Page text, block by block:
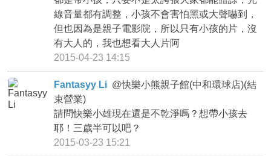
線音量都有調整，小孩不會害怕黑或大聲嚇到，
但也因為是親子電影院，所以只有小孩的片，沒
有大人的，我也想看大人片阿
2015-04-23 14:15
Fantasyy Li @快樂小熊親子館(中和環球店)(結
束營業)
請問快樂小雄現在還是不乾淨嗎？想帶小孩去
耶！三歲半可以吧？
2015-03-23 15:21